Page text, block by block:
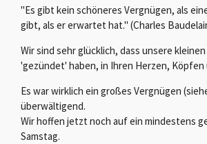
"Es gibt kein schöneres Vergnügen, als
gibt, als er erwartet hat." (Charles
Wir sind sehr glücklich, dass unsere
'gezündet' haben, in Ihren Herzen, Köpfen
Es war wirklich ein großes Vergnügen
überwältigend.
Wir hoffen jetzt noch auf ein mindestens
Samstag.